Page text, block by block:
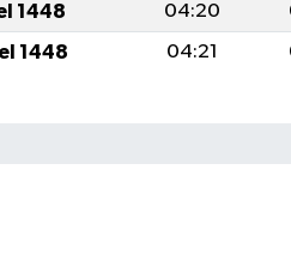
1448 04:20
1448 04:21